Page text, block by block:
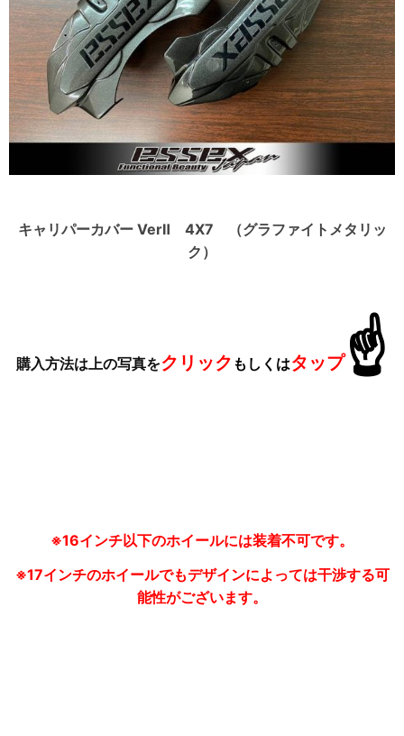
キャリパーカバー VerⅡ 4X7 （グラファイトメタリッ
ク）
購入方法は上の写真をクリック もしくはタップ☝
※16インチ以下のホイールには装着不可です。
※17インチのホイールでもデザインによっては干渉する可
能性がございます。